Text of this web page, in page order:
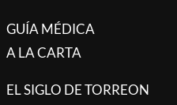
GUÍA MÉDICA
A LA CARTA
EL SIGLO DE TORREON